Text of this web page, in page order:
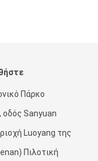
Πάρκο
οδός Sanyuan
Luoyang της
Πιλοτική